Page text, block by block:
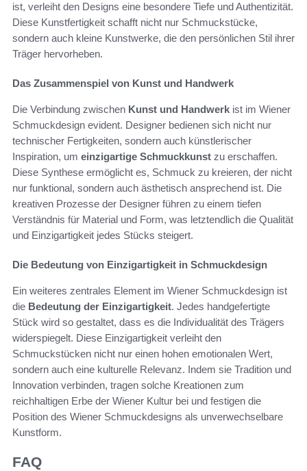
ist, verleiht den Designs eine besondere Tiefe und Authentizität.
Diese Kunstfertigkeit schafft nicht nur Schmuckstücke,
sondern auch kleine Kunstwerke, die den persönlichen Stil ihrer
Träger hervorheben.
Das Zusammenspiel von Kunst und Handwerk
Die Verbindung zwischen Kunst und Handwerk ist im Wiener
Schmuckdesign evident. Designer bedienen sich nicht nur
technischer Fertigkeiten, sondern auch künstlerischer
Inspiration, um einzigartige Schmuckkunst zu erschaffen.
Diese Synthese ermöglicht es, Schmuck zu kreieren, der nicht
nur funktional, sondern auch ästhetisch ansprechend ist. Die
kreativen Prozesse der Designer führen zu einem tiefen
Verständnis für Material und Form, was letztendlich die Qualität
und Einzigartigkeit jedes Stücks steigert.
Die Bedeutung von Einzigartigkeit in Schmuckdesign
Ein weiteres zentrales Element im Wiener Schmuckdesign ist
die Bedeutung der Einzigartigkeit. Jedes handgefertigte
Stück wird so gestaltet, dass es die Individualität des Trägers
widerspiegelt. Diese Einzigartigkeit verleiht den
Schmuckstücken nicht nur einen hohen emotionalen Wert,
sondern auch eine kulturelle Relevanz. Indem sie Tradition und
Innovation verbinden, tragen solche Kreationen zum
reichhaltigen Erbe der Wiener Kultur bei und festigen die
Position des Wiener Schmuckdesigns als unverwechselbare
Kunstform.
FAQ